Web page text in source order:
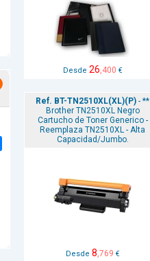
Desde 26,400 €
Ref. BT-TN2510XL(XL)(P) - **
Brother TN2510XL Negro
Cartucho de Toner Generico -
Reemplaza TN2510XL - Alta
Capacidad/Jumbo.
Desde 8,769 €